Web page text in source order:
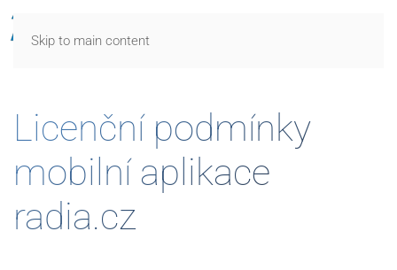
Skip to main content
Licenční podmínky
mobilní aplikace
radia.cz